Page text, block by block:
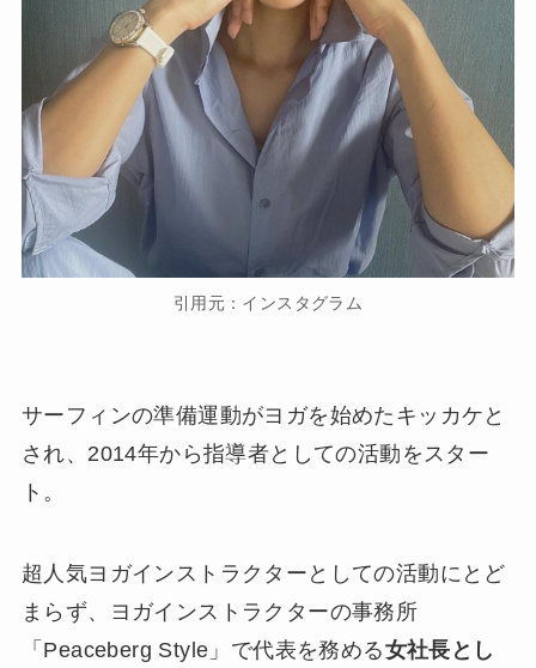
引用元：インスタグラム
サーフィンの準備運動がヨガを始めたキッカケと
され、2014年から指導者としての活動をスター
ト。
超人気ヨガインストラクターとしての活動にとど
まらず、ヨガインストラクターの事務所
「Peaceberg Style」で代表を務める女社長とし